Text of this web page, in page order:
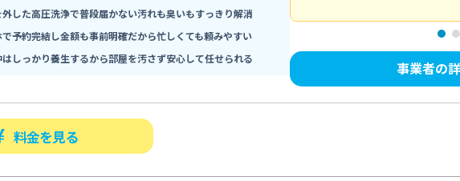
した高圧洗浄で普段届かない汚れも臭いもすっきり解消
で予約完結し金額も事前明確だから忙しくても頼みやすい
しっかり養生するから部屋を汚さず安心して任せられる
事業者の
料金を見る